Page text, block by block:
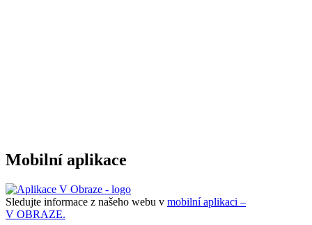
Mobilní aplikace
Sledujte informace z našeho webu v mobilní aplikaci –
V OBRAZE.